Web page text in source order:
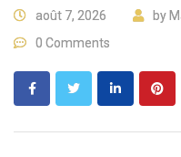
août 7, 2026 by
0 Comments